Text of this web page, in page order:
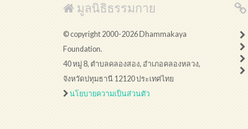
มูลนิธิธรรมกาย
© copyright 2000-2026 Dhammakaya
Foundation.
40 หมู่ 8, ตำบลคลองสอง, อำเภอคลองหลวง,
จังหวัดปทุมธานี 12120 ประเทศไทย
นโยบายความเป็นส่วนตัว